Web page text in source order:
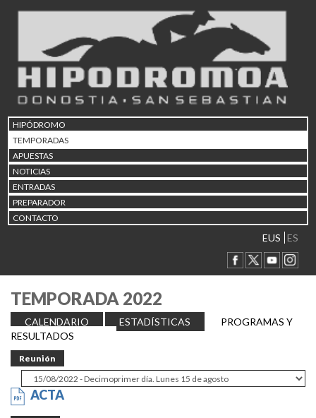
HIPÓDROMO
TEMPORADAS
APUESTAS
NOTICIAS
ENTRADAS
PREPARADOR
CONTACTO
EUS ES
TEMPORADA 2022
CALENDARIO ESTADÍSTICAS
PROGRAMAS Y
RESULTADOS
Reunión
ACTA